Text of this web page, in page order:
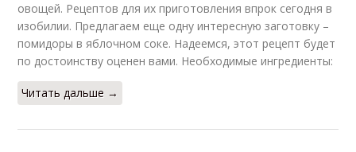
овощей. Рецептов для их приготовления впрок сегодня в
изобилии. Предлагаем еще одну интересную заготовку –
помидоры в яблочном соке. Надеемся, этот рецепт будет
по достоинству оценен вами. Необходимые ингредиенты:
Читать дальше →